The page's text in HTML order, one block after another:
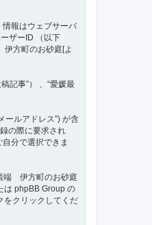
報はウェブサーバ
ザーID （以下
伊方町のお砂庭[よ
記事”） 、“愛媛最
ールアドレス”) が含
の際に要求され
分で選択できま
端 伊方町のお砂庭
は phpBB Group の
をクリックしてくだ